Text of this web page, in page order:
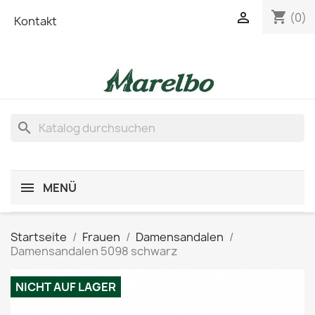
Kontakt shopping_cart (0)

search
MENÜ
Startseite Frauen
Damensandalen
Damensandalen 5098 schwarz
NICHT AUF LAGER